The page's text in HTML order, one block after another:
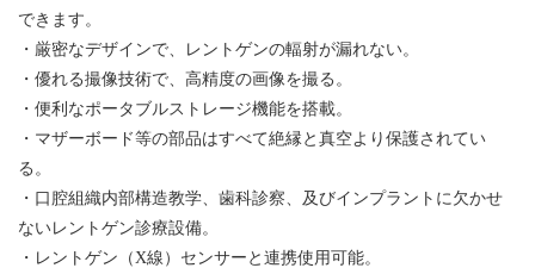
できます 。
・厳密なデザインで、レントゲンの輻射が漏れない。
・優れる撮像技術で、高精度の画像を撮る。
・便利なポータブルストレージ機能を搭載。
・マザーボード等の部品はすべて絶縁と真空より保護されてい
る。
・口腔組織内部構造教学、歯科診察、及びインプラントに欠かせ
ないレントゲン診療設備。
・レントゲン（ X線）センサーと連携使用可能。